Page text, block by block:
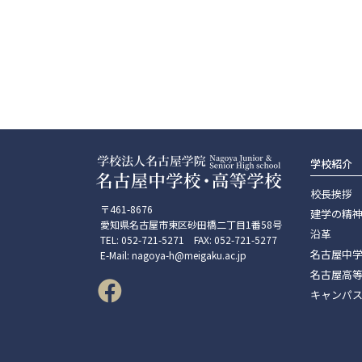
〒461-8676
愛知県名古屋市東区砂田橋二丁目1番58号
TEL: 052-721-5271 FAX: 052-721-5277
E-Mail: nagoya-h@meigaku.ac.jp
学校紹介
校長挨拶
建学の精神
沿革
名古屋中
名古屋高
キャンパ